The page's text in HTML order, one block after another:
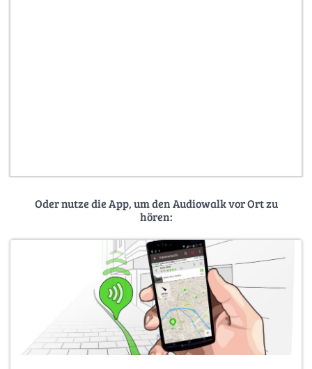
Oder nutze die App, um den Audiowalk vor Ort zu
hören: